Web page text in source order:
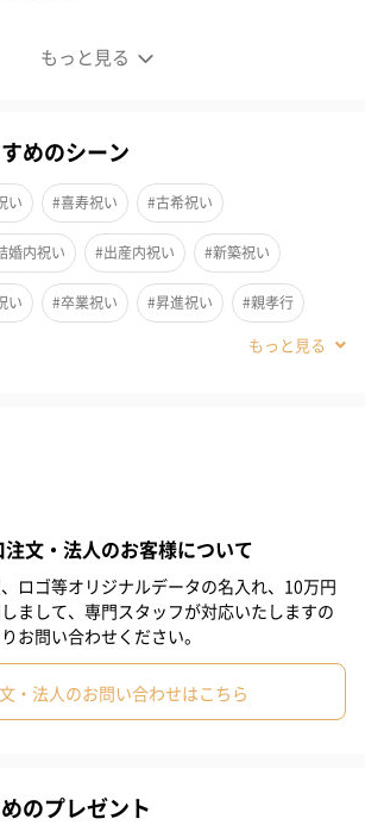
もっと見る
受賞！九谷焼磁器×江戸硝子
めのシーン
い #喜寿祝い #古希祝い
婚内祝い #出産内祝い #新築祝い
い #卒業祝い #昇進祝い #親孝行
#退職祝い
下女性 #部下男性 #甥 #姪
#兄 #弟 #女子大学生 #彼女
#上司男性 #上司女性
親 #妻 #夫 #女性 #男性
#60代 #70代 #80代
文・法人のお客様について
ロゴ等オリジナルデータの名入れ、10万円
まして、専門スタッフが対応いたしますの
お問い合わせください。
・法人のお問い合わせはこちら
のプレゼント